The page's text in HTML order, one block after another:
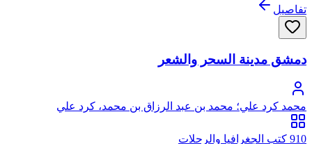
تفاصيل
دمشق مدينة السحر والشعر
محمد كرد علي؛ محمد بن عبد الرزاق بن محمد، كرد علي
910 كتب الجغرافيا والرحلات